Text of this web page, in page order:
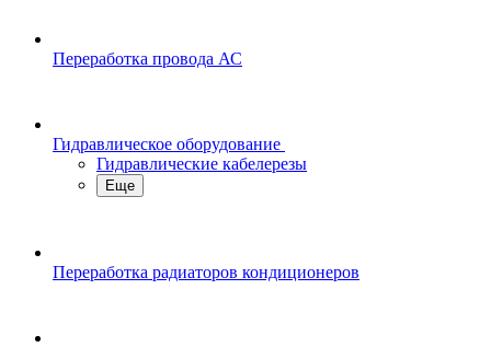
Переработка провода АС
Гидравлическое оборудование
Гидравлические кабелерезы
Еще
Переработка радиаторов кондиционеров